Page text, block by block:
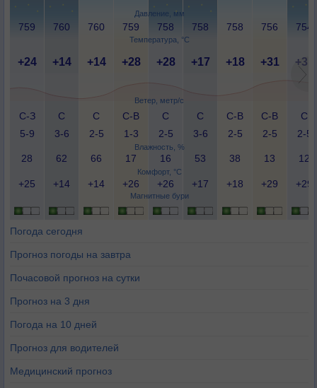
Давление, мм
Температура, °C
Ветер, метр/с
Влажность, %
Комфорт, °C
Магнитные бури
759 760 760 759 758 758 758 756 754
+24 +14 +14 +28 +28 +17 +18 +31 +31
С-З
5-9
С
3-6
С
2-5
С-В
1-3
С
2-5
С
3-6
С-В
2-5
С-В
2-5
С
2-5
28 62 66 17 16 53 38 13 12
+25 +14 +14 +26 +26 +17 +18 +29 +29
Погода сегодня
Прогноз погоды на завтра
Почасовой прогноз на сутки
Прогноз на 3 дня
Погода на 10 дней
Прогноз для водителей
Медицинский прогноз